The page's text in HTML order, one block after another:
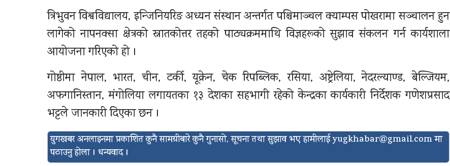
त्रिभुवन विश्वविद्यालय, इन्जिनियरिङ अध्यन संस्थान अन्तर्गत पश्चिमाञ्चल क्याम्पस पोखरामा सञ्चालन हुन
लागेको नापनक्सा क्षेत्रको स्नातकोत्तर तहको पाठ्यक्रममाथि विज्ञहरूको सुझाव संकलन गर्न कार्यशाला
आयोजना गरिएको हो ।
गोष्ठीमा नेपाल, भारत, चीन, टर्की, यूक्रेन, चेक रिपब्लिक, रसिया, अष्ट्रेलिया, नेदरल्याण्ड, बेल्जियम,
अफगानिस्तान, मंगोलिया लगायतका १३ देशका सहभागी रहेको केन्द्रका कार्यकारी निर्देशक गणेशप्रसाद
भट्टले जानकारी दिएका छन ।
युगखबर अनलाइनमा प्रकाशित कुनै सामग्रीबारे कुनै गुनासो, सूचना तथा सुझाव भए हामीलाईyugkhabar@gmail.comमा
पठाउनु होला । धन्यवाद ।